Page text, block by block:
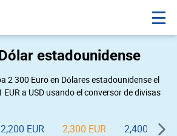
estadounidense
2 300 Euro en Dólares estadounidense el
a USD usando el conversor de divisas
2,200 EUR 2,300 EUR 2,400 EUR